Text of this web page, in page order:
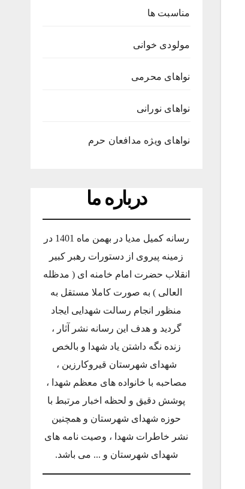
مناسبت ها
مولودی خوانی
نواهای محرمی
نواهای نورانی
نواهای ویژه مدافعان حرم
درباره ما
رسانه کمیل مدیا در بهمن ماه 1401 در
زمینه پیروی از دستورات رهبر کبیر
انقلاب حضرت امام خامنه ای ( مدظله
العالی ) به صورت کاملا مستقل به
منظور انجام رسالت شهدایی ایجاد
گردید و هدف این رسانه نشر آثار ،
زنده نگه داشتن یاد شهدا و بالخص
شهدای شهرستان قیروکارزین ،
مصاحبه با خانواده های معظم شهدا ،
پوشش دقیق و لحظه اخبار مرتبط با
حوزه شهدای شهرستان و همچنین
نشر خاطرات شهدا ، وصیت نامه های
شهدای شهرستان و ... می باشد.